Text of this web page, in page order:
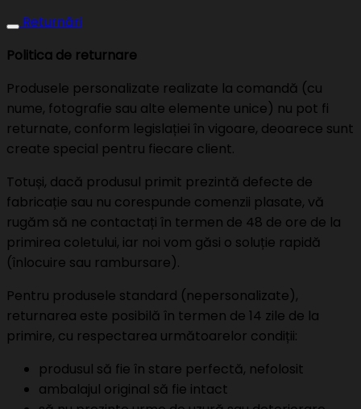
Returnări
Politica de returnare
Produsele personalizate realizate la comandă (cu
nume, fotografie sau alte elemente unice) nu pot fi
returnate, conform legislației în vigoare, deoarece sunt
create special pentru fiecare client.
Totuși, dacă produsul primit prezintă defecte de
fabricație sau nu corespunde comenzii plasate, vă
rugăm să ne contactați în termen de 48 de ore de la
primirea coletului, iar noi vom găsi o soluție rapidă
(înlocuire sau rambursare).
Pentru produsele standard (nepersonalizate),
returnarea este posibilă în termen de 14 zile de la
primire, cu respectarea următoarelor condiții:
produsul să fie în stare perfectă, nefolosit
ambalajul original să fie intact